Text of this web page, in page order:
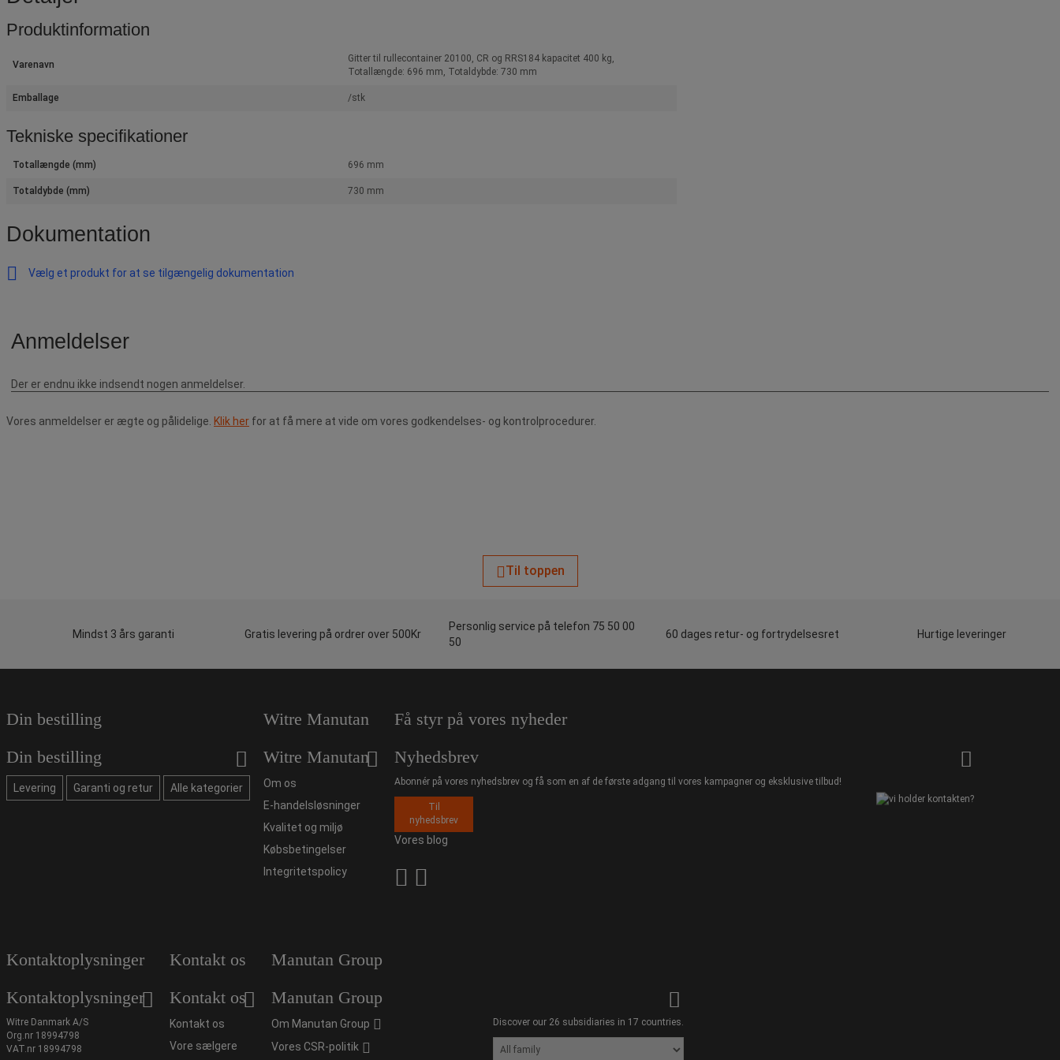
Produktinformation
Varenavn
Gitter til rullecontainer 20100, CR og RRS184 kapacitet 400 kg,
Totallængde: 696 mm, Totaldybde: 730 mm
Emballage /stk
Tekniske specifikationer
Totallængde (mm) 696 mm
Totaldybde (mm) 730 mm
Dokumentation
Vælg et produkt for at se tilgængelig dokumentation
Vores anmeldelser er ægte og pålidelige. Klik her for at få mere at vide om vores godkendelses- og kontrolprocedurer.
Til toppen
Mindst 3 års garanti Gratis levering på ordrer over 500Kr
Personlig service på telefon 75 50 00
50
60 dages retur- og fortrydelsesret Hurtige leveringer
Din bestilling
Din bestilling
Levering Garanti og retur Alle kategorier
Witre Manutan
Witre Manutan
Om os
E-handelsløsninger
Kvalitet og miljø
Købsbetingelser
Integritetspolicy
Få styr på vores nyheder
Nyhedsbrev
Abonnér på vores nyhedsbrev og få som en af de første adgang til vores kampagner og eksklusive tilbud!
Til
nyhedsbrev
Vores blog
Kontaktoplysninger
Kontaktoplysninger
Witre Danmark A/S
Org.nr 18994798
VAT.nr 18994798
Kontakt os
Kontakt os
Kontakt os
Vore sælgere
Manutan Group
Manutan Group
Om Manutan Group
Vores CSR-politik
Discover our 26 subsidiaries in 17 countries.